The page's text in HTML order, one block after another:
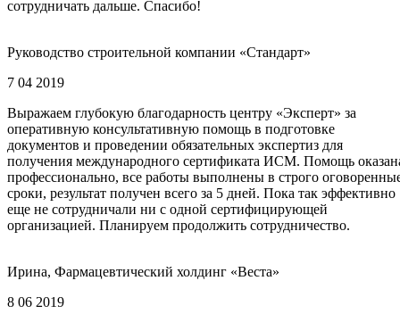
сотрудничать дальше. Спасибо!
Руководство строительной компании «Стандарт»
7 04 2019
Выражаем глубокую благодарность центру «Эксперт» за
оперативную консультативную помощь в подготовке
документов и проведении обязательных экспертиз для
получения международного сертификата ИСМ. Помощь
профессионально, все работы выполнены в строго
сроки, результат получен всего за 5 дней. Пока так эффективно
еще не сотрудничали ни с одной сертифицирующей
организацией. Планируем продолжить сотрудничество.
Ирина, Фармацевтический холдинг «Веста»
8 06 2019